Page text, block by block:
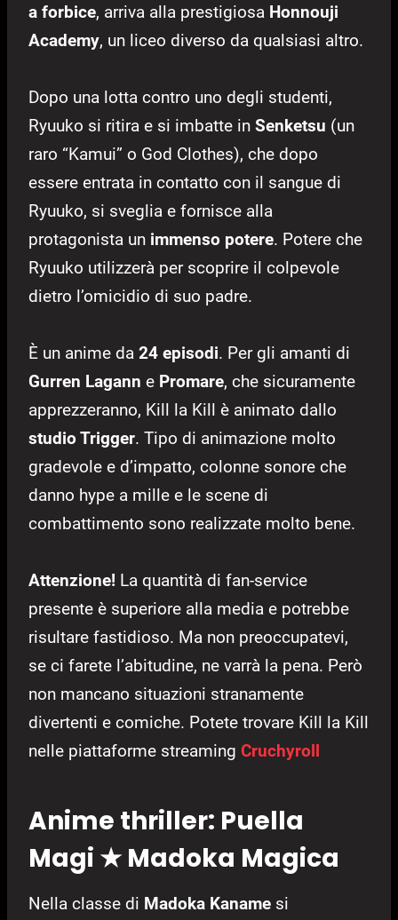
a forbice, arriva alla prestigiosa Honnouji
Academy, un liceo diverso da qualsiasi altro.
Dopo una lotta contro uno degli studenti,
Ryuuko si ritira e si imbatte in Senketsu (un
raro “Kamui” o God Clothes), che dopo
essere entrata in contatto con il sangue di
Ryuuko, si sveglia e fornisce alla
protagonista un immenso potere. Potere che
Ryuuko utilizzerà per scoprire il colpevole
dietro l’omicidio di suo padre.
È un anime da 24 episodi. Per gli amanti di
Gurren Lagann e Promare, che sicuramente
apprezzeranno, Kill la Kill è animato dallo
studio Trigger. Tipo di animazione molto
gradevole e d’impatto, colonne sonore che
danno hype a mille e le scene di
combattimento sono realizzate molto bene.
Attenzione! La quantità di fan-service
presente è superiore alla media e potrebbe
risultare fastidioso. Ma non preoccupatevi,
se ci farete l’abitudine, ne varrà la pena. Però
non mancano situazioni stranamente
divertenti e comiche. Potete trovare Kill la Kill
nelle piattaforme streaming Cruchyroll
Anime thriller: Puella
Magi ★ Madoka Magica
Nella classe di Madoka Kaname si